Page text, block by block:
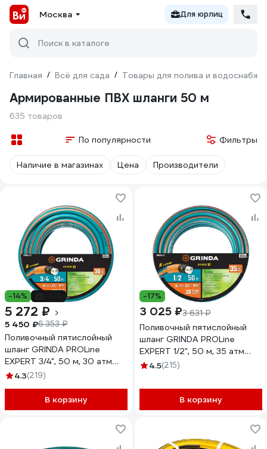
Москва Для юрлиц
Поиск в каталоге
Главная / Всё для сада / Товары для полива и
Армированные ПВХ шланги 50 м
635 товаров
По популярности Фильтры
Наличие в магазинах Цена Производители
-14%
5 272 ₽
5 450 ₽6 353 ₽
Поливочный пятислойный
шланг GRINDA PROLine
EXPERT 3/4", 50 м, 30 атм
429007-3/4-50
4.3(219)
В корзину
-17%
3 025 ₽3 631 ₽
Поливочный пятислойный
шланг GRINDA PROLine
EXPERT 1/2", 50 м, 35 атм
429007-1/2-50
4.5(215)
В корзину